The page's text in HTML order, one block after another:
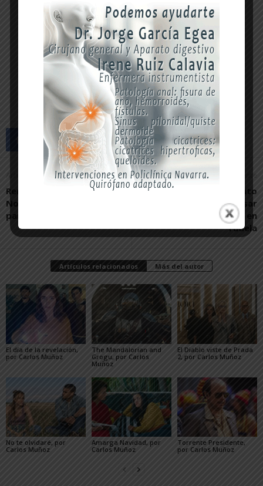
Artículo anterior
Remontada del CD
Novallas tras una primera
parte complicada
Artículo siguiente
ANEL y el Ayuntamiento
colaborarán para impulsar
la economía social en
Tudela
Artículos relacionados Más del autor
El día de la revelación,
por Carlos Muñoz
The Mandalorian and
Grogu, por Carlos
Muñoz
El Diablo viste de Prada
2, por Carlos Muñoz
No te olvidaré, por
Carlos Muñoz
Amarga Navidad, por
Carlos Muñoz
Torrente Presidente,
por Carlos Muñoz